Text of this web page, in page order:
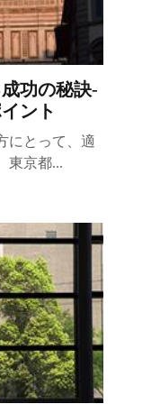
功の秘訣-
ント
にとって、適
東京都...